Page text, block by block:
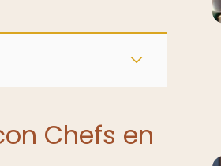
Chefs en